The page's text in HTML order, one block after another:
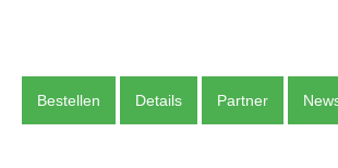
Bestellen Details Partner